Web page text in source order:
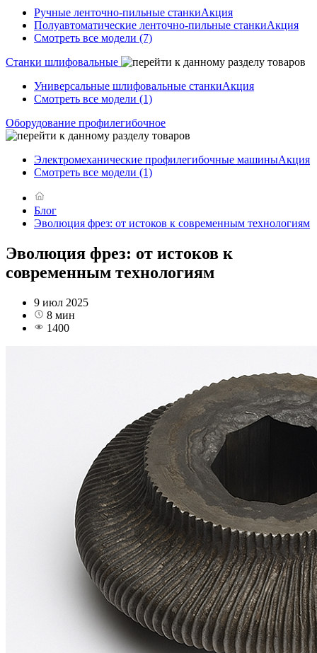
Ручные ленточно-пильные станкиАкция
Полуавтоматические ленточно-пильные станкиАкция
Смотреть все модели (7)
Станки шлифовальные
Универсальные шлифовальные станкиАкция
Смотреть все модели (1)
Оборудование профилегибочное
Электромеханические профилегибочные машиныАкция
Смотреть все модели (1)
Блог
Эволюция фрез: от истоков к современным технологиям
Эволюция фрез: от истоков к
современным технологиям
9 июл 2025
8 мин
1400